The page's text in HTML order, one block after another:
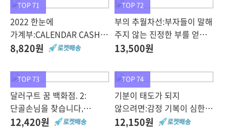
TOP 71
2022 한눈에
가계부:CALENDAR CASH
BOOK, 솜씨컴퍼니
8,820원
TOP 72
부의 추월차선:부자들이 말해
주지 않는 진정한 부를 얻는
방법, 토트
13,500원
TOP 73
달러구트 꿈 백화점. 2:
단골손님을 찾습니다,
팩토리나인, 이미예
12,420원
TOP 74
기분이 태도가 되지
않으려면:감정 기복이 심한
당신에게 필요한 기분 수업,
12,150원